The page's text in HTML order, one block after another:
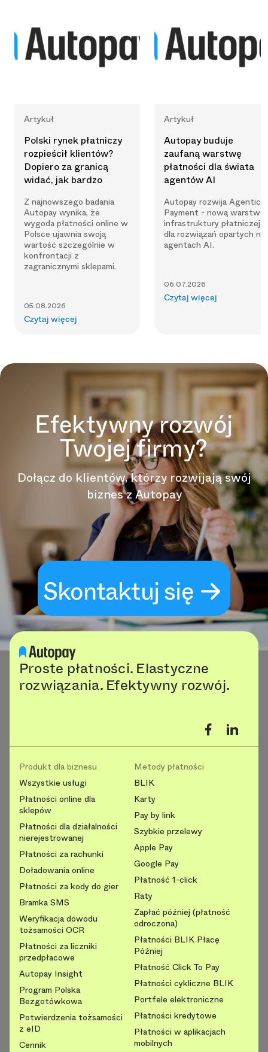
Artykuł
Polski rynek płatniczy
rozpieścił klientów?
Dopiero za granicą
widać, jak bardzo
Z najnowszego badania
Autopay wynika, że
wygoda płatności online w
Polsce ujawnia swoją
wartość szczególnie w
konfrontacji z
zagranicznymi sklepami.
05.08.2026
Czytaj więcej
Artykuł
Autopay buduje
zaufaną warstwę
płatności dla świata
agentów AI
Autopay rozwija Agentic
Payment - nową warstwę
infrastruktury płatniczej
dla rozwiązań opartych na
agentach AI.
06.07.2026
Czytaj więcej
Efektywny rozwój
Twojej firmy?
Dołącz do klientów, którzy rozwijają swój
biznes z Autopay
Skontaktuj się
Proste płatności. Elastyczne
rozwiązania. Efektywny rozwój.
Produkt dla biznesu
Wszystkie usługi
Płatności online dla
sklepów
Płatności dla działalności
nierejestrowanej
Płatności za rachunki
Doładowania online
Płatności za kody do gier
Bramka SMS
Weryfikacja dowodu
tożsamości OCR
Płatności za liczniki
przedpłacowe
Autopay Insight
Program Polska
Bezgotówkowa
Potwierdzenia tożsamości
z eID
Cennik
Metody płatności
BLIK
Karty
Pay by link
Szybkie przelewy
Apple Pay
Google Pay
Płatność 1-click
Raty
Zapłać później (płatność
odroczona)
Płatności BLIK Płacę
Później
Płatność Click To Pay
Płatności cykliczne BLIK
Portfele elektroniczne
Płatności kredytowe
Płatności w aplikacjach
mobilnych